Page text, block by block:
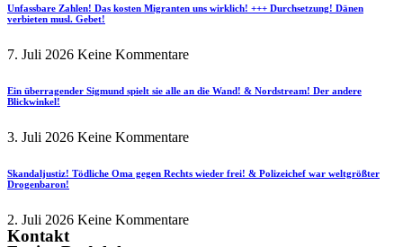
Unfassbare Zahlen! Das kosten Migranten uns wirklich! +++ Durchsetzung! Dänen
verbieten musl. Gebet!
7. Juli 2026 Keine Kommentare
Ein überragender Sigmund spielt sie alle an die Wand! & Nordstream! Der andere
Blickwinkel!
3. Juli 2026 Keine Kommentare
Skandaljustiz! Tödliche Oma gegen Rechts wieder frei! & Polizeichef war weltgrößter
Drogenbaron!
2. Juli 2026 Keine Kommentare
Kontakt